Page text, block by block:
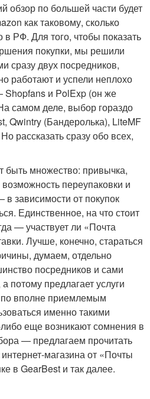
обзор по большей части будет
как таковому, сколько
в РФ. Для того, чтобы показать
покупки, мы решили
сразу двух посредников,
работают и успели неплохо
Shopfans и PolExp (он же
самом деле, выбор гораздо
Qwintry (Бандеролька), LiteMF
рассказать сразу обо всех,
быть множество: привычка,
переупаковки и
зависимости от покупок
Единственное, на что стоит
— участвует ли «Почта
Лучше, конечно, стараться
думаем, отдельно
посредников и сами
потому предлагает услуги
вполне приемлемым
именно такими
еще возникают сомнения в
— предлагаем прочитать
магазина от «Почты
в GearBest и так далее.